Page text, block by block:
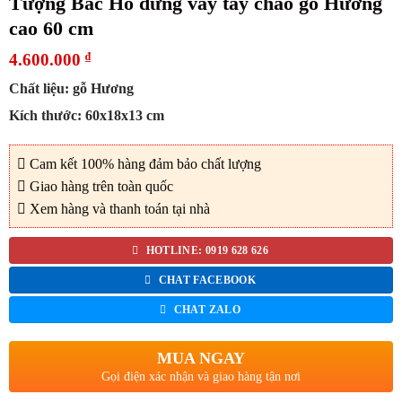
cao 60 cm
4.600.000 ₫
Chất liệu: gỗ Hương
Kích thước: 60x18x13 cm
Cam kết 100% hàng đảm bảo chất lượng
Giao hàng trên toàn quốc
Xem hàng và thanh toán tại nhà
HOTLINE: 0919 628 626
CHAT FACEBOOK
CHAT ZALO
MUA NGAY
Gọi điện xác nhận và giao hàng tận nơi